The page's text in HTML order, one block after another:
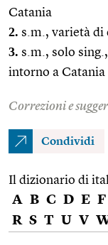
Catania
2. s.m., varietà di
3. s.m., solo
intorno a Catania
Correzioni e
Condividi
Il dizionario di
A B C D E F
R S T U V